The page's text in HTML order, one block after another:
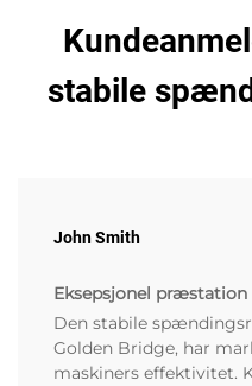
stabile
John Smith
Eksepsjonel præstation
Den stabile
Golden Bridge, har
maskiners effektivitet.